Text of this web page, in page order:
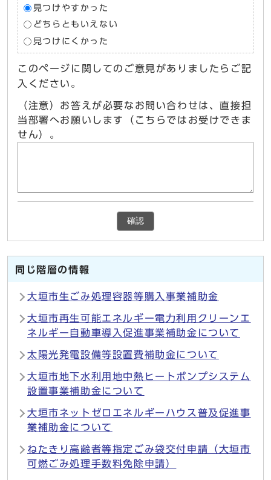
見つけやすかった
どちらともいえない
見つけにくかった
このページに関してのご意見がありましたらご記
入ください。
（注意）お答えが必要なお問い合わせは、直接担
当部署へお願いします（こちらではお受けできま
せん）。
確認
同じ階層の情報
大垣市生ごみ処理容器等購入事業補助金
大垣市再生可能エネルギー電力利用クリーンエ
ネルギー自動車導入促進事業補助金について
太陽光発電設備等設置費補助金について
大垣市地下水利用地中熱ヒートポンプシステム
設置事業補助金について
大垣市ネットゼロエネルギーハウス普及促進事
業補助金について
ねたきり高齢者等指定ごみ袋交付申請（大垣市
可燃ごみ処理手数料免除申請）